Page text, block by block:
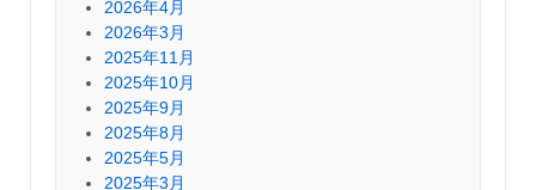
2026年4月
2026年3月
2025年11月
2025年10月
2025年9月
2025年8月
2025年5月
2025年3月